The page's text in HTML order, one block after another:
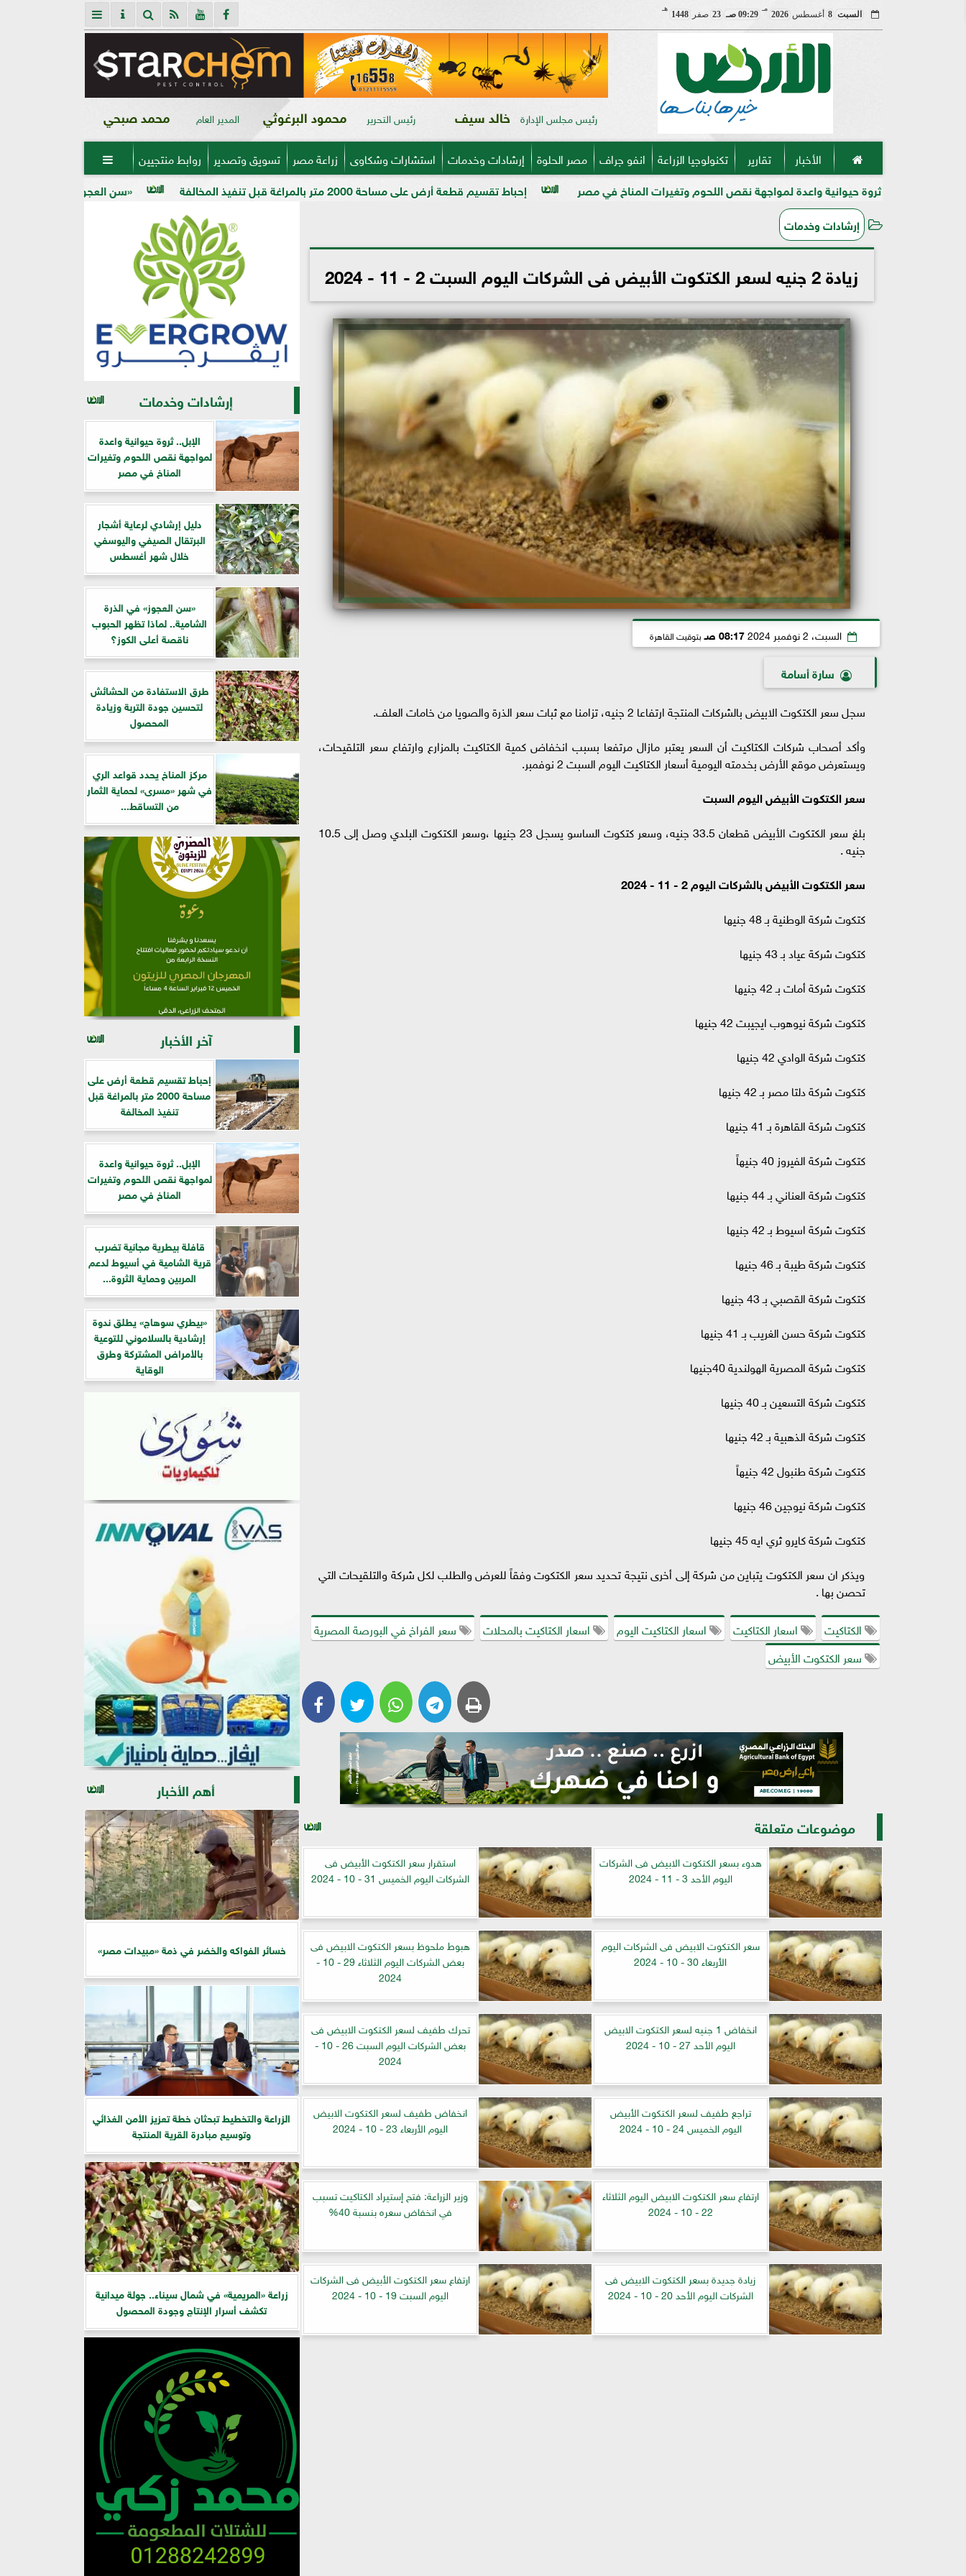
السبت 8 أغسطس2026
مـ
09:29 صـ 23 صفر1448
هـ
رئيس مجلس الإدارة خالد سيف رئيس التحرير محمود البرغوثي المدير العام محمد صبحي
الأخبار تقارير تكنولوجيا الزراعة انفو جراف مصر الحلوة إرشادات وخدمات استشارات وشكاوى زراعة مصر تسويق وتصدير روابط منتجيين 
«سن العجوز» في الذرة الشامية.. لماذا تظهر إحباط تقسيم قطعة أرض على مساحة 2000 متر بالمراغة قبل تنفيذ المخالفة ثروة حيوانية واعدة لمواجهة نقص اللحوم وتغيرات المناخ في مصر
إرشادات وخدمات
زيادة 2 جنيه لسعر الكتكوت الأبيض فى الشركات اليوم السبت 2 - 11 - 2024
السبت، 2 نوفمبر 2024 08:17 صـ بتوقيت القاهرة
سارة أسامة
سجل سعر الكتكوت الابيض بالشركات المنتجة ارتفاعا 2 جنيه، تزامنا مع ثبات سعر الذرة والصويا من خامات العلف.
وأكد أصحاب شركات الكتاكيت أن السعر يعتبر مازال مرتفعا بسبب انخفاض كمية الكتاكيت بالمزارع وارتفاع سعر التلقيحات،
ويستعرض موقع الأرض بخدمته اليومية أسعار الكتاكيت اليوم السبت 2 نوفمبر.
سعر الكتكوت الأبيض اليوم السبت
بلغ سعر الكتكوت الأبيض قطعان 33.5 جنيه، وسعر كتكوت الساسو يسجل 23 جنيها ،وسعر الكتكوت البلدي وصل إلى 10.5
جنيه .
سعر الكتكوت الأبيض بالشركات اليوم 2 - 11 - 2024
كتكوت شركة الوطنية بـ 48 جنيها
كتكوت شركة عياد بـ 43 جنيها
كتكوت شركة أمات بـ 42 جنيها
كتكوت شركة نيوهوب ايجيبت 42 جنيها
كتكوت شركة الوادي 42 جنيها
كتكوت شركة دلتا مصر بـ 42 جنيها
كتكوت شركة القاهرة بـ 41 جنيها
كتكوت شركة الفيروز 40 جنيهاً
كتكوت شركة العناني بـ 44 جنيها
كتكوت شركة اسيوط بـ 42 جنيها
كتكوت شركة طيبة بـ 46 جنيها
كتكوت شركة القصبي بـ 43 جنيها
كتكوت شركة حسن الغريب بـ 41 جنيها
كتكوت شركة المصرية الهولندية 40جنيها
كتكوت شركة التسعين بـ 40 جنيها
كتكوت شركة الذهبية بـ 42 جنيها
كتكوت شركة طنبول 42 جنيهاً
كتكوت شركة نيوجين 46 جنيها
كتكوت شركة كايرو ثري ايه 45 جنيها
ويذكر ان سعر الكتكوت يتباين من شركة إلى أخرى نتيجة تحديد سعر الكتكوت وفقاً للعرض والطلب لكل شركة والتلقيحات التي
تحصن بها .
الكتاكيت
اسعار الكتاكيت اسعار الكتاكيت اليوم اسعار الكتاكيت بالمحلات
سعر الفراخ في البورصة المصرية
سعر الكتكوت الأبيض
موضوعات متعلقة
هدوء بسعر الكتكوت الابيض فى الشركات
اليوم الأحد 3 - 11 - 2024
استقرار سعر الكتكوت الأبيض فى
الشركات اليوم الخميس 31 - 10 - 2024
سعر الكتكوت الابيض فى الشركات اليوم
الأربعاء 30 - 10 - 2024
هبوط ملحوظ بسعر الكتكوت الابيض فى
بعض الشركات اليوم الثلاثاء 29 - 10 -
2024
انخفاض 1 جنيه لسعر الكتكوت الابيض
اليوم الأحد 27 - 10 - 2024
تحرك طفيف لسعر الكتكوت الابيض فى
بعض الشركات اليوم السبت 26 - 10 -
2024
تراجع طفيف لسعر الكتكوت الأبيض
اليوم الخميس 24 - 10 - 2024
انخفاض طفيف لسعر الكتكوت الابيض
اليوم الأربعاء 23 - 10 - 2024
ارتفاع سعر الكتكوت الابيض اليوم الثلاثاء
22 - 10 - 2024
وزير الزراعة: فتح إستيراد الكتاكيت تسبب
في انخفاض سعره بنسبة 40%
زيادة جديدة بسعر الكتكوت الابيض فى
الشركات اليوم الأحد 20 - 10 - 2024
ارتفاع سعر الكتكوت الأبيض فى الشركات
اليوم السبت 19 - 10 - 2024
إرشادات وخدمات
الإبل.. ثروة حيوانية واعدة
لمواجهة نقص اللحوم وتغيرات
المناخ في مصر
دليل إرشادي لرعاية أشجار
البرتقال الصيفي واليوسفي
خلال شهر أغسطس
«سن العجوز» في الذرة
الشامية.. لماذا تظهر الحبوب
ناقصة أعلى الكوز؟
طرق الاستفادة من الحشائش
لتحسين جودة التربة وزيادة
المحصول
مركز المناخ يحدد قواعد الري
في شهر «مسرى» لحماية الثمار
من التساقط...
آخر الأخبار
إحباط تقسيم قطعة أرض على
مساحة 2000 متر بالمراغة قبل
تنفيذ المخالفة
الإبل.. ثروة حيوانية واعدة
لمواجهة نقص اللحوم وتغيرات
المناخ في مصر
قافلة بيطرية مجانية تضرب
قرية الشامية في أسيوط لدعم
المربين وحماية الثروة...
«بيطري سوهاج» يطلق ندوة
إرشادية بالسلاموني للتوعية
بالأمراض المشتركة وطرق
الوقاية
أهم الأخبار
خسائر الفواكه والخضر في ذمة «مبيدات مصر»
الزراعة والتخطيط تبحثان خطة تعزيز الأمن الغذائي
وتوسيع مبادرة القرية المنتجة
زراعة «المريمية» في شمال سيناء.. جولة ميدانية
تكشف أسرار الإنتاج وجودة المحصول